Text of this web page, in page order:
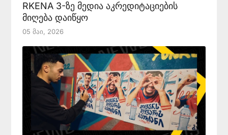
RKENA 3-ზე მედია აკრედიტაციების
მიღება დაიწყო
05 Მაი, 2026